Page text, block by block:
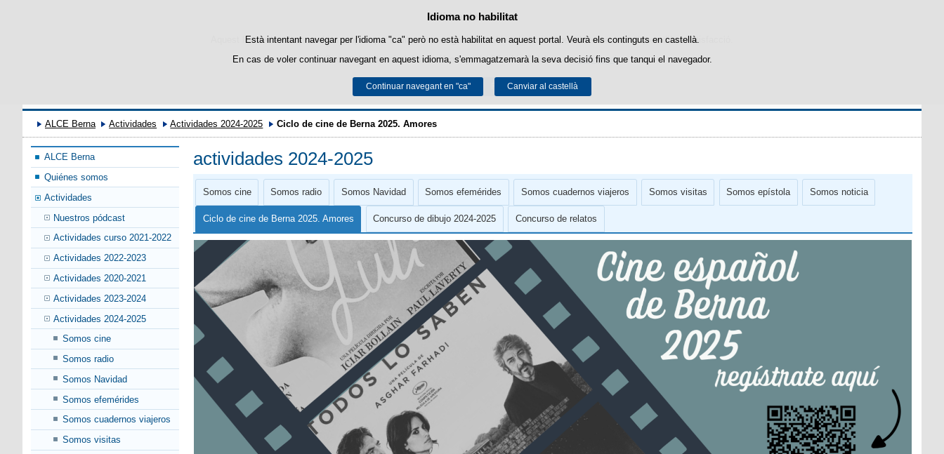
Política de cookies
Aquest lloc web utilitza cookies pròpies per facilitar la navegació i cookies de tercers per obtenir estadístiques d'ús i satisfacció.
Podeu obtenir més informació a l'apartat "Cookies" del nostreavís legal.
Acceptar Rebutjar
Idioma no habilitat
Està intentant navegar per l'idioma "ca" però no està habilitat en aquest portal. Veurà els continguts en castellà.
En cas de voler continuar navegant en aquest idioma, s'emmagatzemarà la seva decisió fins que tanqui el navegador.
Continuar navegant en "ca" Canviar al castellà
Passar al contingut
ALCE-Berna
ALCE Berna Actividades Actividades 2024-2025 Ciclo de cine de Berna 2025. Amores
ALCE Berna
Quiénes somos
Actividades
Nuestros pódcast
Actividades curso 2021-2022
Actividades 2022-2023
Actividades 2020-2021
Actividades 2023-2024
Actividades 2024-2025
Somos cine
Somos radio
Somos Navidad
Somos efemérides
Somos cuadernos viajeros
Somos visitas
actividades 2024-2025
Somos cine Somos radio Somos Navidad Somos efemérides Somos cuadernos viajeros Somos visitas Somos epístola Somos noticia
Ciclo de cine de Berna 2025. Amores Concurso de dibujo 2024-2025 Concurso de relatos